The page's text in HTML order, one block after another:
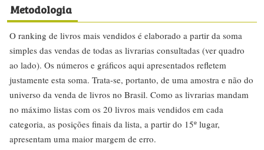
Metodologia
O ranking de livros mais vendidos é elaborado a partir da soma
simples das vendas de todas as livrarias consultadas (ver quadro
ao lado). Os números e gráficos aqui apresentados refletem
justamente esta soma. Trata-se, portanto, de uma amostra e não do
universo da venda de livros no Brasil. Como as livrarias mandam
no máximo listas com os 20 livros mais vendidos em cada
categoria, as posições finais da lista, a partir do 15º lugar,
apresentam uma maior margem de erro.